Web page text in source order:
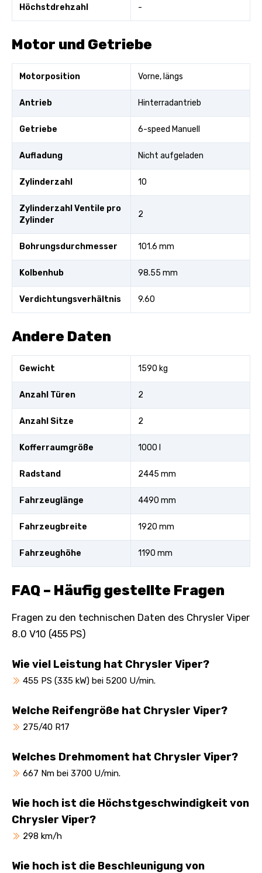
Höchstdrehzahl -
Motor und Getriebe
Motorposition Vorne, längs
Antrieb Hinterradantrieb
Getriebe 6-speed Manuell
Aufladung Nicht aufgeladen
Zylinderzahl 10
Zylinderzahl Ventile pro
Zylinder
2
Bohrungsdurchmesser 101.6 mm
Kolbenhub 98.55 mm
Verdichtungsverhältnis 9.60
Andere Daten
Gewicht 1590 kg
Anzahl Türen 2
Anzahl Sitze 2
Kofferraumgröße 1000 l
Radstand 2445 mm
Fahrzeuglänge 4490 mm
Fahrzeugbreite 1920 mm
Fahrzeughöhe 1190 mm
FAQ – Häufig gestellte Fragen
Fragen zu den technischen Daten des Chrysler Viper
8.0 V10 (455 PS)
Wie viel Leistung hat Chrysler Viper?
455 PS (335 kW) bei 5200 U/min.
Welche Reifengröße hat Chrysler Viper?
275/40 R17
Welches Drehmoment hat Chrysler Viper?
667 Nm bei 3700 U/min.
Wie hoch ist die Höchstgeschwindigkeit von
Chrysler Viper?
298 km/h
Wie hoch ist die Beschleunigung von